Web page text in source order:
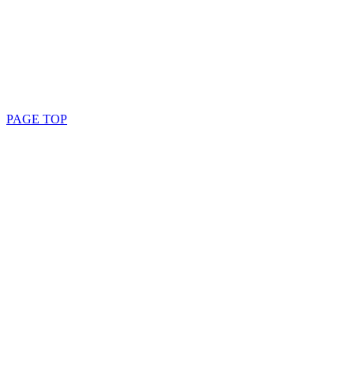
PAGE TOP